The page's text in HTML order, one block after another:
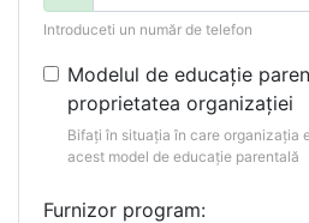
Introduceti un număr de telefon
Modelul de educație
proprietatea organizației
Bifați în situația în care organizația
acest model de educație parentală
Furnizor program: